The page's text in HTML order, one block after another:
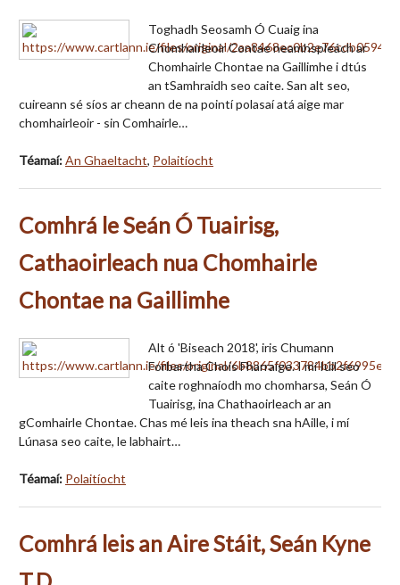
Toghadh Seosamh Ó Cuaig ina
Chomhairleoir Contae neamhspleách ar
Chomhairle Chontae na Gaillimhe i dtús
an tSamhraidh seo caite. San alt seo,
cuireann sé síos ar cheann de na pointí polasaí atá aige mar
chomhairleoir - sin Comhairle…
Téamaí:An Ghaeltacht, Polaitíocht
Comhrá le Seán Ó Tuairisg,
Cathaoirleach nua Chomhairle
Chontae na Gaillimhe
Alt ó 'Biseach 2018', iris Chumann
Forbartha Chois Fharraige. I mí Iúil seo
caite roghnaíodh mo chomharsa, Seán Ó
Tuairisg, ina Chathaoirleach ar an
gComhairle Chontae. Chas mé leis ina theach sna hAille, i mí
Lúnasa seo caite, le labhairt…
Téamaí: Polaitíocht
Comhrá leis an Aire Stáit, Seán Kyne